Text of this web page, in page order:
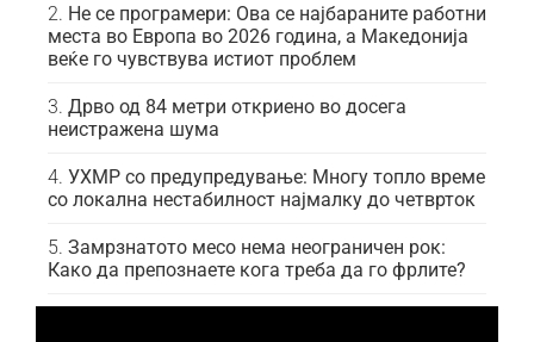
Не се програмери: Ова се најбараните работни
места во Европа во 2026 година, а Македонија
веќе го чувствува истиот проблем
Дрво од 84 метри откриено во досега
неистражена шума
УХМР со предупредување: Многу топло време
со локална нестабилност најмалку до четврток
Замрзнатото месо нема неограничен рок:
Како да препознаете кога треба да го фрлите?